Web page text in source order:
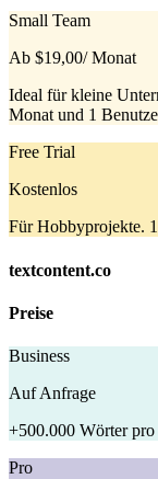
Small Team
Ab $19,00/ Monat
Ideal für kleine
Monat und 1
Free Trial
Kostenlos
Für Hobbyprojekte.
textcontent.co
Preise
Business
Auf Anfrage
+500.000 Wörter
Pro